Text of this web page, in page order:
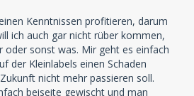
Kenntnissen profitieren, darum
ich auch gar nicht rüber kommen,
oder sonst was. Mir geht es einfach
der Kleinlabels einen Schaden
nicht mehr passieren soll.
beiseite gewischt und man